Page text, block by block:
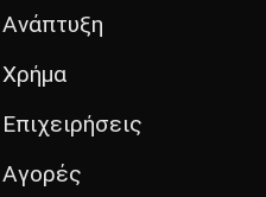
Ανάπτυξη
Χρήμα
Επιχειρήσεις
Αγορές